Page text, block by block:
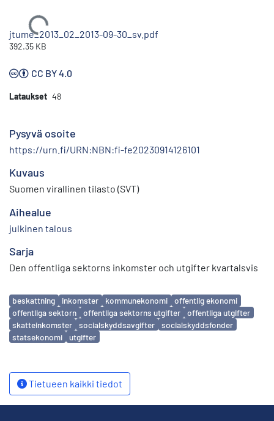
Ladataan...
jtume_2013_02_2013-09-30_sv.pdf
392.35 KB
CC BY 4.0
Lataukset 48
Pysyvä osoite
https://urn.fi/URN:NBN:fi-fe20230914126101
Kuvaus
Suomen virallinen tilasto (SVT)
Aihealue
julkinen talous
Sarja
Den offentliga sektorns inkomster och utgifter kvartalsvis
Avainsanat
beskattning inkomster kommunekonomi
offentlig ekonomi
offentliga sektorn
offentliga sektorns utgifter
offentliga utgifter
skatteinkomster
socialskyddsavgifter
socialskyddsfonder
statsekonomi
utgifter
Tietueen kaikki tiedot